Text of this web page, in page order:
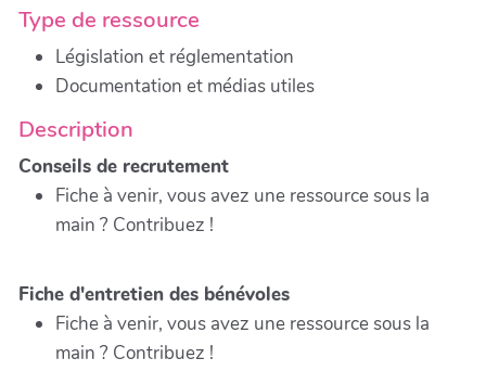
Type de ressource
Législation et réglementation
Documentation et médias utiles
Description
Conseils de recrutement
Fiche à venir, vous avez une ressource sous la
main ? Contribuez !
Fiche d'entretien des bénévoles
Fiche à venir, vous avez une ressource sous la
main ? Contribuez !